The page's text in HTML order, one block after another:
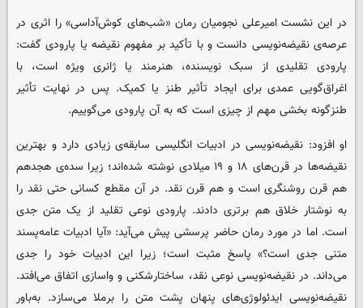
در این نشست امیرعلی نجومیان رمان «شب‌های کوش‌آداسی» را اثری در
عرصه‌ی نقیضه‌نویسی دانست و با تأکید بر مفهوم نقیضه یا پارودی گفت:
پارودی تقلیدی از سبک نویسنده، هنرمند یا ژانری ویژه است، با
اغراق‌گویی عمدی برای ایجاد تأثیر طنز یا کمیک. پس در نهایت تأثیر
طنزگونه بخشی مهم از چیزی است که به آن پارودی می‌گوییم.
او افزود: نقیضه‌نویسی در ادبیات انگلیسی سابقه‌ی زیادی دارد و بهترین
نقیضه‌ها در قرن‌های ۱۸ و ۱۹ میلادی نوشته‌ شده‌اند؛ زیرا سده‌ی هجدهم
هم قرن روشنگری است و هم قرن نقد. در آن مقطع کسانی حتی نقد را
به نوشتار خلاق هم برتری دادند. پارودی نوعی تقلید از یک متن جدی
است. اما در مورد رمان حاضر پرسشی پیش می‌آید: «آیا ادبیات عامه‌پسند
متنی جدی است؟» پاسخ مثبت است؛ زیرا این ادبیات خود را جدی
می‌داند. در نقیضه‌نویسی نوعی نقد، ساختارشکنی و واسازی اتفاق می‌افتد.
نقیضه‌نویسی ایدئولوژی‌های پنهان پشت متن را برملا می‌سازد. به‌باور